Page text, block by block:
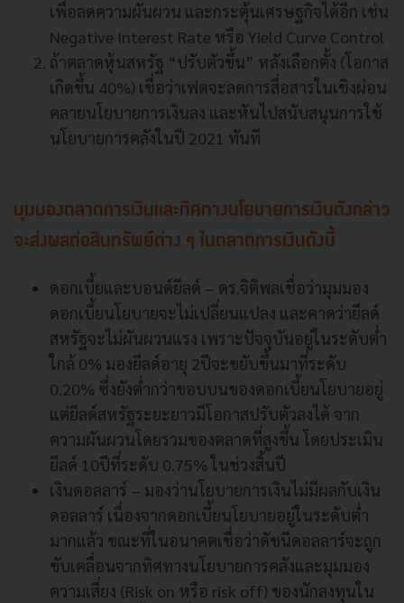
เพื่อลดความผันผวน และกระตุ้นเศรษฐกิจได้อีก เช่น
Negative Interest Rate หรือ Yield Curve Control
ถ้าตลาดหุ้นสหรัฐ “ปรับตัวขึ้น” หลังเลือกตั้ง (โอกาส
เกิดขึ้น 40%) เชื่อว่าเฟดจะลดการสื่อสารในเชิงผ่อน
คลายนโยบายการเงินลง และหันไปสนับสนุนการใช้
นโยบายการคลังในปี 2021 ทันที
มุมมองตลาดการเงินและทิศทางนโยบายการเงินดังกล่าว
จะส่งผลต่อสินทรัพย์ต่าง ๆ ในตลาดการเงินดังนี้
ดอกเบี้ยและบอนด์ยีลด์ – ดร.จิติพลเชื่อว่ามุมมอง
ดอกเบี้ยนโยบายจะไม่เปลี่ยนแปลง และคาดว่ายีลด์
สหรัฐจะไม่ผันผวนแรง เพราะปัจจุบันอยู่ในระดับต่ำ
ใกล้ 0% มองยีลด์อายุ 2ปีจะขยับขึ้นมาที่ระดับ
0.20% ซึ่งยังต่ำกว่าขอบบนของดอกเบี้ยนโยบายอยู่
แต่ยีลด์สหรัฐระยะยาวมีโอกาสปรับตัวลงได้ จาก
ความผันผวนโดยรวมของตลาดที่สูงขึ้น โดยประเมิน
ยีลด์ 10ปีที่ระดับ 0.75% ในช่วงสิ้นปี
เงินดอลลาร์ – มองว่านโยบายการเงินไม่มีผลกับเงิน
ดอลลาร์ เนื่องจากดอกเบี้ยนโยบายอยู่ในระดับต่ำ
มากแล้ว ขณะที่ในอนาคตเชื่อว่าดัชนีดอลลาร์จะถูก
ขับเคลื่อนจากทิศทางนโยบายการคลังและมุมมอง
ความเสี่ยง (Risk on หรือ risk off) ของนักลงทุนใน